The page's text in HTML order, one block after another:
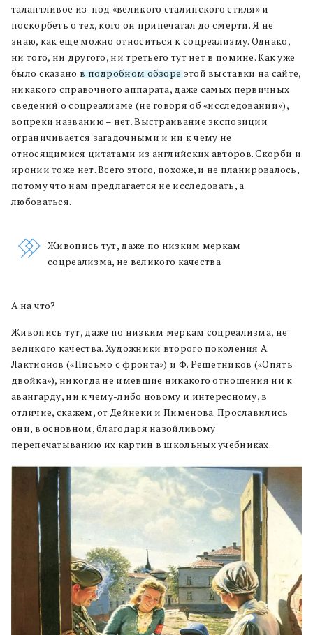
талантливое из-под «великого сталинского стиля» и
поскорбеть о тех, кого он припечатал до смерти. Я не
знаю, как еще можно относиться к соцреализму. Однако,
ни того, ни другого, ни третьего тут нет в помине. Как уже
было сказано в подробном обзореэтой выставки на сайте,
никакого справочного аппарата, даже самых первичных
сведений о соцреализме (не говоря об «исследовании»),
вопреки названию – нет. Выстраивание экспозиции
ограничивается загадочными и ни к чему не
относящимися цитатами из английских авторов. Скорби и
иронии тоже нет. Всего этого, похоже, и не планировалось,
потому что нам предлагается не исследовать, а
любоваться.
Живопись тут, даже по низким меркам
соцреализма, не великого качества
А на что?
Живопись тут, даже по низким меркам соцреализма, не
великого качества. Художники второго поколения А.
Лактионов («Письмо с фронта») и Ф. Решетников («Опять
двойка»), никогда не имевшие никакого отношения ни к
авангарду, ни к чему-либо новому и интересному, в
отличие, скажем, от Дейнеки и Пименова. Прославились
они, в основном, благодаря назойливому
перепечатыванию их картин в школьных учебниках.